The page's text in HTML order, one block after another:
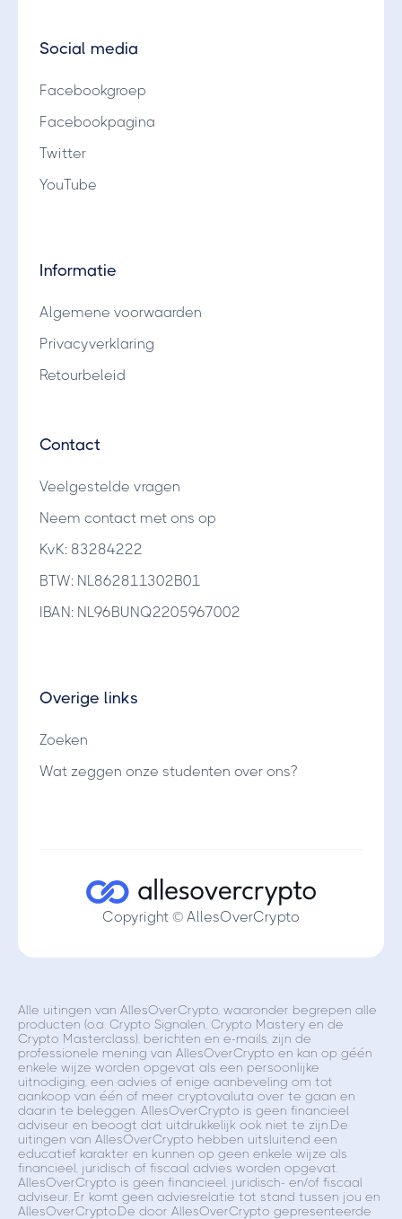
Social media
Facebookgroep
Facebookpagina
Twitter
YouTube
Informatie
Algemene voorwaarden
Privacyverklaring
Retourbeleid
Contact
Veelgestelde vragen
Neem contact met ons op
KvK: 83284222
BTW: NL862811302B01
IBAN: NL96BUNQ2205967002
Overige links
Zoeken
Wat zeggen onze studenten over ons?
Copyright © AllesOverCrypto
Alle uitingen van AllesOverCrypto, waaronder begrepen alle
producten (o.a. Crypto Signalen, Crypto Mastery en de
Crypto Masterclass), berichten en e-mails, zijn de
professionele mening van AllesOverCrypto en kan op géén
enkele wijze worden opgevat als een persoonlijke
uitnodiging, een advies of enige aanbeveling om tot
aankoop van één of meer cryptovaluta over te gaan en
daarin te beleggen. AllesOverCrypto is geen financieel
adviseur en beoogt dat uitdrukkelijk ook niet te zijn.De
uitingen van AllesOverCrypto hebben uitsluitend een
educatief karakter en kunnen op geen enkele wijze als
financieel, juridisch of fiscaal advies worden opgevat.
AllesOverCrypto is geen financieel, juridisch- en/of fiscaal
adviseur. Er komt geen adviesrelatie tot stand tussen jou en
AllesOverCrypto.De door AllesOverCrypto gepresenteerde